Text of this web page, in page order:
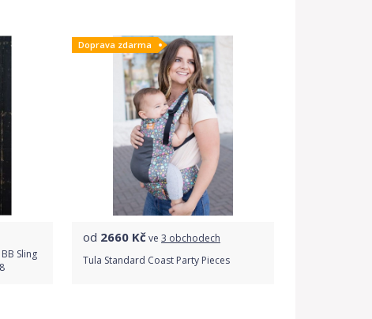
Detail produktu
Sling
Doprava zdarma
od 2660 Kčve 3 obchodech
Tula Standard Coast Party Pieces